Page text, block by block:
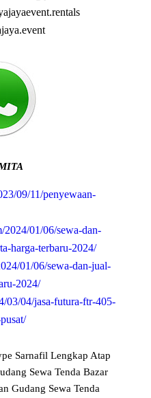
09/11/penyewaan-
01/06/sewa-dan-
harga-terbaru-2024/
01/06/sewa-dan-jual-
2024/
03/04/jasa-futura-ftr-405-
Sarnafil Lengkap Atap
Sewa Tenda Bazar
Gudang Sewa Tenda